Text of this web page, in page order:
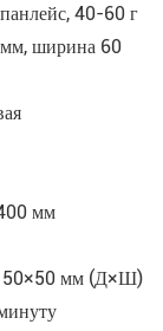
40-60 г
мм, ширина 60
мм
50×50 мм (Д×Ш)